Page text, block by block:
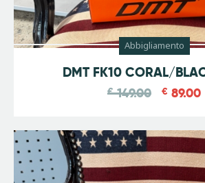
Abbigliamento
DMT FK10 CORAL/
€ 149.00 € 89.00